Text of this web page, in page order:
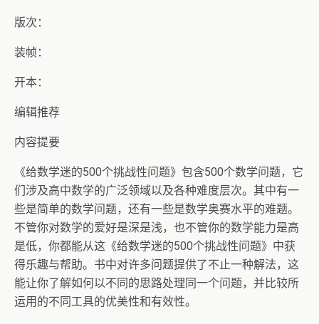
版次：
装帧：
开本：
编辑推荐
内容提要
《给数学迷的500个挑战性问题》包含500个数学问题，它
们涉及高中数学的广泛领域以及各种难度层次。其中有一
些是简单的数学问题，还有一些是数学奥赛水平的难题。
不管你对数学的爱好是深是浅，也不管你的数学能力是高
是低，你都能从这《给数学迷的500个挑战性问题》中获
得乐趣与帮助。书中对许多问题提供了不止一种解法，这
能让你了解如何以不同的思路处理同一个问题，并比较所
运用的不同工具的优美性和有效性。